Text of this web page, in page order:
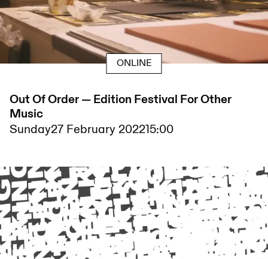
ONLINE
Out Of Order — Edition Festival For Other
Music
Sunday27 February 202215:00